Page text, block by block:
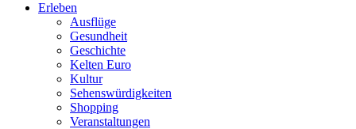
Erleben
Ausflüge
Gesundheit
Geschichte
Kelten Euro
Kultur
Sehenswürdigkeiten
Shopping
Veranstaltungen